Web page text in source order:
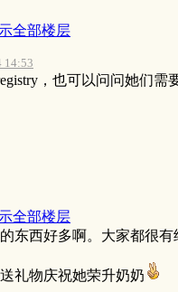
全部楼层
14:53
，也可以问问她们需
全部楼层
东西好多啊。大家都很有
礼物庆祝她荣升奶奶